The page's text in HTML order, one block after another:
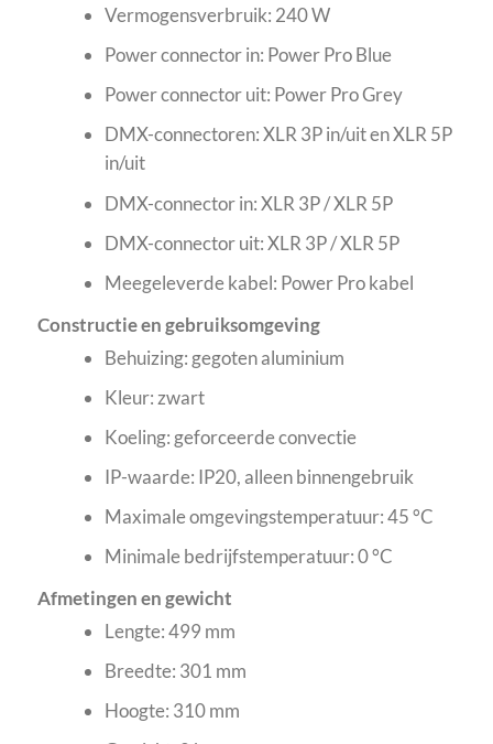
Vermogensverbruik: 240 W
Power connector in: Power Pro Blue
Power connector uit: Power Pro Grey
DMX-connectoren: XLR 3P in/uit en XLR 5P
in/uit
DMX-connector in: XLR 3P / XLR 5P
DMX-connector uit: XLR 3P / XLR 5P
Meegeleverde kabel: Power Pro kabel
Constructie en gebruiksomgeving
Behuizing: gegoten aluminium
Kleur: zwart
Koeling: geforceerde convectie
IP-waarde: IP20, alleen binnengebruik
Maximale omgevingstemperatuur: 45 °C
Minimale bedrijfstemperatuur: 0 °C
Afmetingen en gewicht
Lengte: 499 mm
Breedte: 301 mm
Hoogte: 310 mm